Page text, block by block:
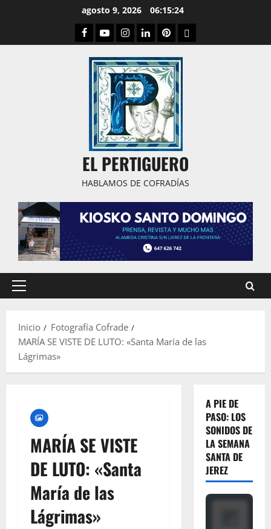
agosto 9, 2026 06:15:25
Facebook
YoutubeInstagram
LinkedPinterestDribbble
EL PERTIGUERO
HABLAMOS DE COFRADÍAS
Menú
Inicio
Fotografía Cofrade
MARÍA SE VISTE DE LUTO: «Santa María de las
Lágrimas»
MARÍA SE VISTE
DE LUTO: «Santa
María de las
Lágrimas»
A PIE DE
PASO: LOS
SONIDOS DE
LA SEMANA
SANTA DE
JEREZ